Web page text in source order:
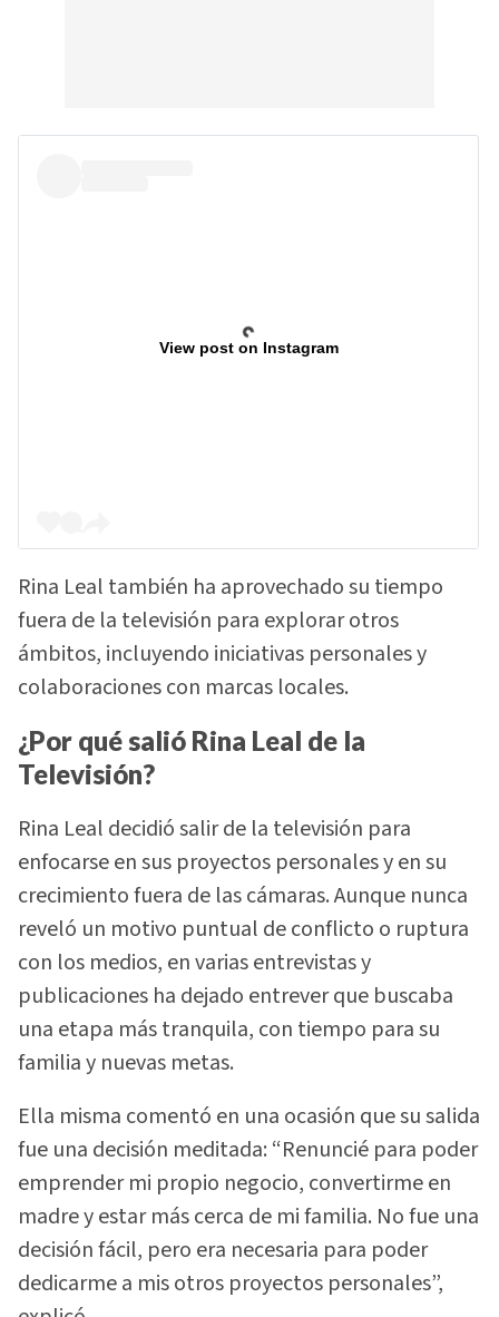
View post on Instagram
Rina Leal también ha aprovechado su tiempo
fuera de la televisión para explorar otros
ámbitos, incluyendo iniciativas personales y
colaboraciones con marcas locales.
¿Por qué salió Rina Leal de la
Televisión?
Rina Leal decidió salir de la televisión para
enfocarse en sus proyectos personales y en su
crecimiento fuera de las cámaras. Aunque nunca
reveló un motivo puntual de conflicto o ruptura
con los medios, en varias entrevistas y
publicaciones ha dejado entrever que buscaba
una etapa más tranquila, con tiempo para su
familia y nuevas metas.
Ella misma comentó en una ocasión que su salida
fue una decisión meditada: “Renuncié para poder
emprender mi propio negocio, convertirme en
madre y estar más cerca de mi familia. No fue una
decisión fácil, pero era necesaria para poder
dedicarme a mis otros proyectos personales”,